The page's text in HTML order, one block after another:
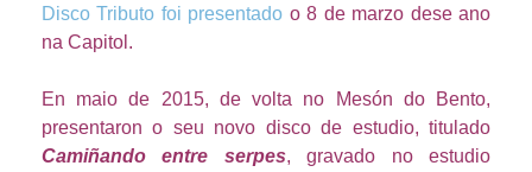
Disco Tributo foi presentado o 8 de marzo dese ano
na Capitol.
En maio de 2015, de volta no Mesón do Bento,
presentaron o seu novo disco de estudio, titulado
Camiñando entre serpes, gravado no estudio